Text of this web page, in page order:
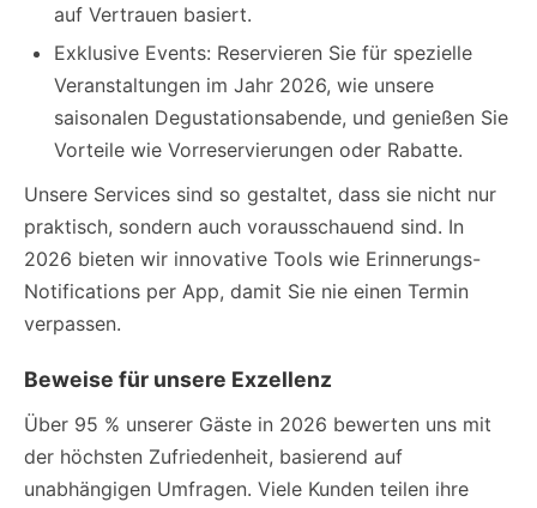
auf Vertrauen basiert.
Exklusive Events: Reservieren Sie für spezielle
Veranstaltungen im Jahr 2026, wie unsere
saisonalen Degustationsabende, und genießen Sie
Vorteile wie Vorreservierungen oder Rabatte.
Unsere Services sind so gestaltet, dass sie nicht nur
praktisch, sondern auch vorausschauend sind. In
2026 bieten wir innovative Tools wie Erinnerungs-
Notifications per App, damit Sie nie einen Termin
verpassen.
Beweise für unsere Exzellenz
Über 95 % unserer Gäste in 2026 bewerten uns mit
der höchsten Zufriedenheit, basierend auf
unabhängigen Umfragen. Viele Kunden teilen ihre